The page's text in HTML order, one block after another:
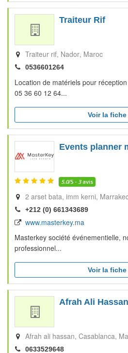
Traiteur Rif
Traiteur rif Nador Maroc
0536601264
Location de matériels pour
05 36 60 12 64...
Voir la fiche
Events planner
5.0/5 - 3avis
2 arset bata, imm kerni
+212 (0) 661343689
www.masterkey.ma
Masterkey société événementielle,
professionnel...
Voir la fiche
Afrah Ali Hassan
Afrah ali hassan Casablanca
0633529648